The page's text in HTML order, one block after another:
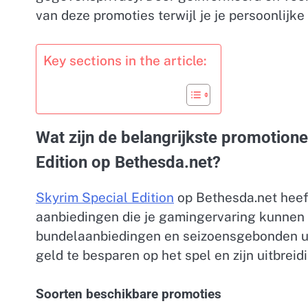
van deze promoties terwijl je je
Key sections in the article:
Wat zijn de belangrijkste
Edition op Bethesda.net?
Skyrim Special Edition op Bethesda.net
aanbiedingen die je gamingervaring
bundelaanbiedingen en
geld te besparen op het spel en zijn
Soorten beschikbare promoties